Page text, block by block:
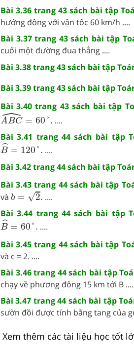
Bài 3.36 trang 43 sách bài tập
hướng đông với vận tốc 60 km/h ....
Bài 3.37 trang 43 sách bài tập
cuối một đường đua thẳng ....
Bài 3.38 trang 43 sách bài tập
Bài 3.39 trang 43 sách bài tập
Bài 3.40 trang 43 sách bài tập
ˆ
ABC = 60°.
ABC^=60°.
....
Bài 3.41 trang 44 sách bài tập
ˆ
B = 120°.
B^= 120 .
....
Bài 3.42 trang 44 sách bài tập
Bài 3.43 trang 44 sách bài tập
và b = √2.
b=2.
....
Bài 3.44 trang 44 sách bài tập
ˆ
B = 60°.
B^= 60°.
....
Bài 3.45 trang 44 sách bài tập
và c = 2. ....
Bài 3.46 trang 44 sách bài tập
chạy về phương đông 15 km tới B ....
Bài 3.47 trang 44 sách bài tập
sườn đồi được tính bằng tang của
Xem thêm các tài liệu học tốt